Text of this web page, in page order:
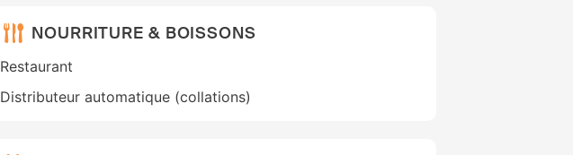
NOURRITURE & BOISSONS
Restaurant
Distributeur automatique (collations)